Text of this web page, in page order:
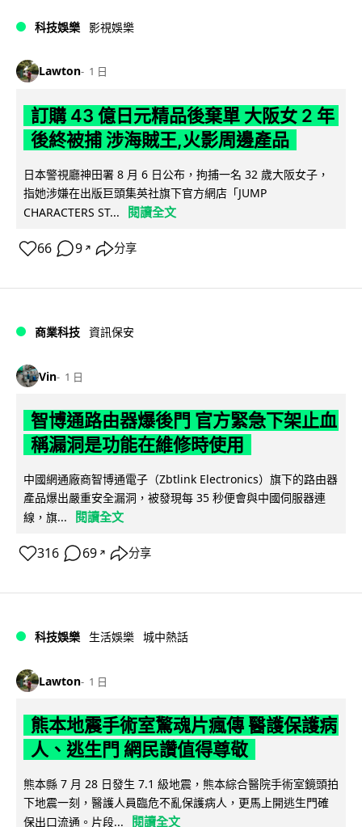
科技娛樂 影視娛樂
Lawton 1 日
訂購 43 億日元精品後棄單 大阪女 2 年
後終被捕 涉海賊王,火影周邊產品
日本警視廳神田署 8 月 6 日公布，拘捕一名 32 歲大阪女子，
指她涉嫌在出版巨頭集英社旗下官方網店「JUMP
CHARACTERS ST...
閱讀全文
66 9 ↗ 分享
商業科技 資訊保安
Vin 1 日
智博通路由器爆後門 官方緊急下架止血
稱漏洞是功能在維修時使用
中國網通廠商智博通電子（Zbtlink Electronics）旗下的路由器
產品爆出嚴重安全漏洞，被發現每 35 秒便會與中國伺服器連
線，旗...
閱讀全文
316 69 ↗ 分享
科技娛樂 生活娛樂 城中熱話
Lawton 1 日
熊本地震手術室驚魂片瘋傳 醫護保護病
人、逃生門 網民讚值得尊敬
熊本縣 7 月 28 日發生 7.1 級地震，熊本綜合醫院手術室鏡頭拍
下地震一刻，醫護人員臨危不亂保護病人，更馬上開逃生門確
保出口流通。片段...
閱讀全文